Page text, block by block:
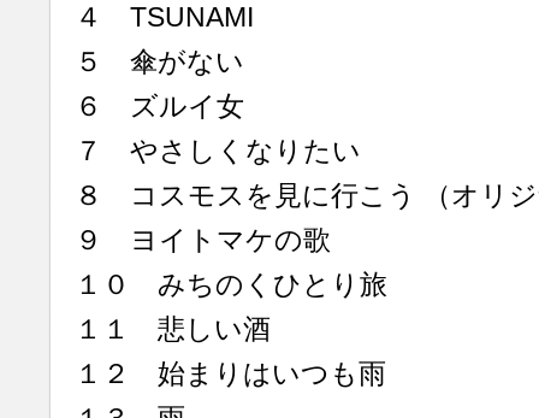
４ TSUNAMI
５ 傘がない
６ ズルイ女
７ やさしくなりたい
８ コスモスを見に行こう （オリ
９ ヨイトマケの歌
１０ みちのくひとり旅
１１ 悲しい酒
１２ 始まりはいつも雨